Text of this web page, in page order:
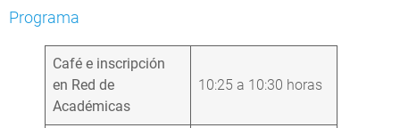
Programa
Café e inscripción
en Red de
Académicas
10:25 a 10:30 horas